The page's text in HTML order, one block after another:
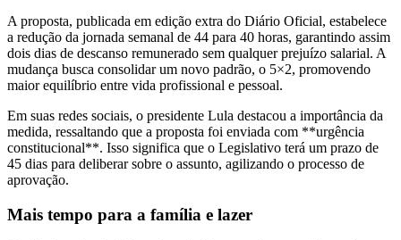
A proposta, publicada em edição extra do Diário Oficial, estabelece
a redução da jornada semanal de 44 para 40 horas, garantindo assim
dois dias de descanso remunerado sem qualquer prejuízo salarial. A
mudança busca consolidar um novo padrão, o 5×2, promovendo
maior equilíbrio entre vida profissional e pessoal.
Em suas redes sociais, o presidente Lula destacou a importância da
medida, ressaltando que a proposta foi enviada com **urgência
constitucional**. Isso significa que o Legislativo terá um prazo de
45 dias para deliberar sobre o assunto, agilizando o processo de
aprovação.
Mais tempo para a família e lazer